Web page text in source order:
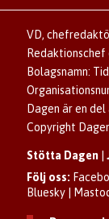
Dagen förklarar
Upphovsrätt och
Om Dagen
Dagen som
Senaste numret
Dagens arkiv
Annonsera
Familjeannonser
Se
Anmäl
VD,
Bolagsnamn:
Dagen är en
Copyright
Stötta Dagen |
Följ oss:
Bluesky